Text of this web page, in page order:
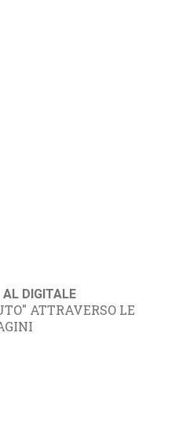
DIGITALE
ATTRAVERSO LE